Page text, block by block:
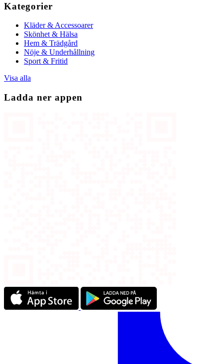
Kategorier
Kläder & Accessoarer
Skönhet & Hälsa
Hem & Trädgård
Nöje & Underhållning
Sport & Fritid
Visa alla
Ladda ner appen